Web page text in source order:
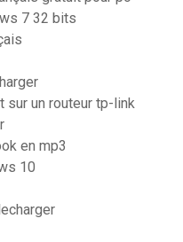
7 32 bits
sur un routeur tp-link
en mp3
10